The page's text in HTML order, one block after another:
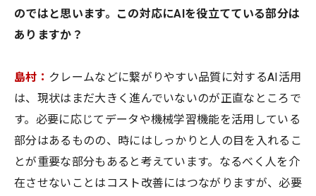
のではと思います。この対応にAIを役立てている部分は
ありますか？
島村： クレームなどに繋がりやすい品質に対するAI活用
は、現状はまだ大きく進んでいないのが正直なところで
す。必要に応じてデータや機械学習機能を活用している
部分はあるものの、時にはしっかりと人の目を入れるこ
とが重要な部分もあると考えています。なるべく人を介
在させないことはコスト改善にはつながりますが、必要